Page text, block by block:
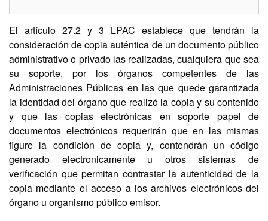
El artículo 27.2 y 3 LPAC establece que tendrán la
consideración de copia auténtica de un documento público
administrativo o privado las realizadas, cualquiera que sea
su soporte, por los órganos competentes de las
Administraciones Públicas en las que quede garantizada
la identidad del órgano que realizó la copia y su contenido
y que las copias electrónicas en soporte papel de
documentos electrónicos requerirán que en las mismas
figure la condición de copia y, contendrán un código
generado electronicamente u otros sistemas de
verificación que permitan contrastar la autenticidad de la
copia mediante el acceso a los archivos electrónicos del
órgano u organismo público emisor.